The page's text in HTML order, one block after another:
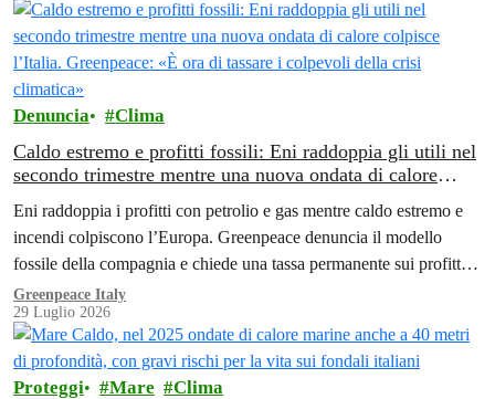
Denuncia Clima
Caldo estremo e profitti fossili: Eni raddoppia gli utili nel
secondo trimestre mentre una nuova ondata di calore
della crisi climatica»
Eni raddoppia i profitti con petrolio e gas mentre caldo estremo e
incendi colpiscono l’Europa. Greenpeace denuncia il modello
fossile della compagnia e chiede una tassa permanente sui profitti
delle aziende fossili
Greenpeace Italy
29 Luglio 2026
Proteggi Mare Clima